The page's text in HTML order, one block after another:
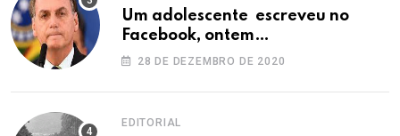
Um adolescente escreveu no
Facebook, ontem…
28 DE DEZEMBRO DE 2020
EDITORIAL